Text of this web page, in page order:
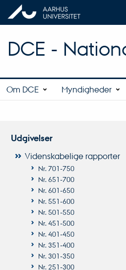
DCE -
Om DCE Myndigheder
Udgivelser
Videnskabelige rapporter
Nr. 701-750
Nr. 651-700
Nr. 601-650
Nr. 551-600
Nr. 501-550
Nr. 451-500
Nr. 401-450
Nr. 351-400
Nr. 301-350
Nr. 251-300